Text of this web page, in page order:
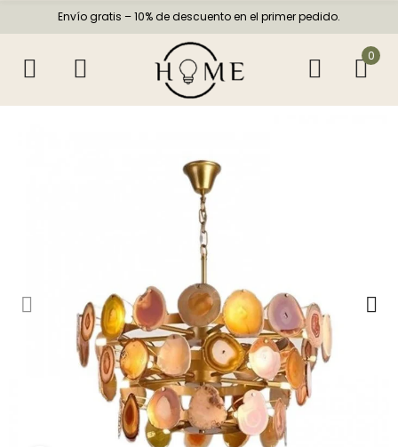
Envío gratis – 10% de descuento en el primer pedido.
0